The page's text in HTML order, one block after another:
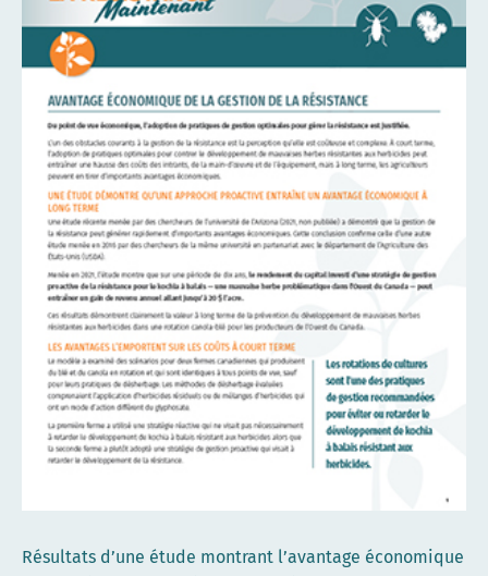
Résultats d’une étude montrant l’avantage économique